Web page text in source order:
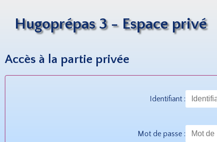
Hugoprépas 3 - Espace privé
Accès à la partie privée
Identifiant :
Mot de passe :